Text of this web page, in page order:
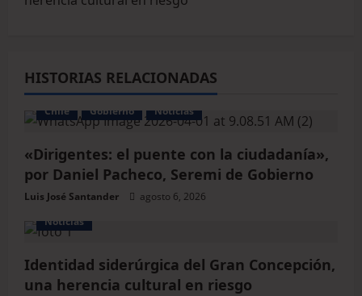
HISTORIAS RELACIONADAS
Chile Gobierno Noticias
«Dirigentes: el puente con la ciudadanía»,
por Daniel Pacheco, Seremi de Gobierno
Luis José Santander
agosto 6, 2026
Noticias
Identidad siderúrgica del Gran Concepción,
una herencia cultural en riesgo